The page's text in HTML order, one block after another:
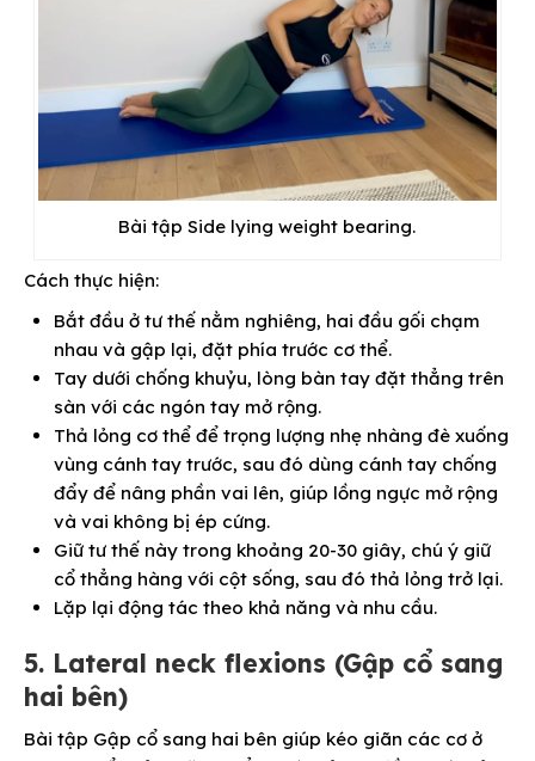
Bài tập Side lying weight bearing.
Cách thực hiện:
Bắt đầu ở tư thế nằm nghiêng, hai đầu gối chạm
nhau và gập lại, đặt phía trước cơ thể.
Tay dưới chống khuỷu, lòng bàn tay đặt thẳng trên
sàn với các ngón tay mở rộng.
Thả lỏng cơ thể để trọng lượng nhẹ nhàng đè xuống
vùng cánh tay trước, sau đó dùng cánh tay chống
đẩy để nâng phần vai lên, giúp lồng ngực mở rộng
và vai không bị ép cứng.
Giữ tư thế này trong khoảng 20-30 giây, chú ý giữ
cổ thẳng hàng với cột sống, sau đó thả lỏng trở lại.
Lặp lại động tác theo khả năng và nhu cầu.
5. Lateral neck flexions (Gập cổ sang
hai bên)
Bài tập Gập cổ sang hai bên giúp kéo giãn các cơ ở